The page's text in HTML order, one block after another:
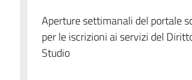
Aperture settimanali del portale
per le iscrizioni ai servizi del
Studio